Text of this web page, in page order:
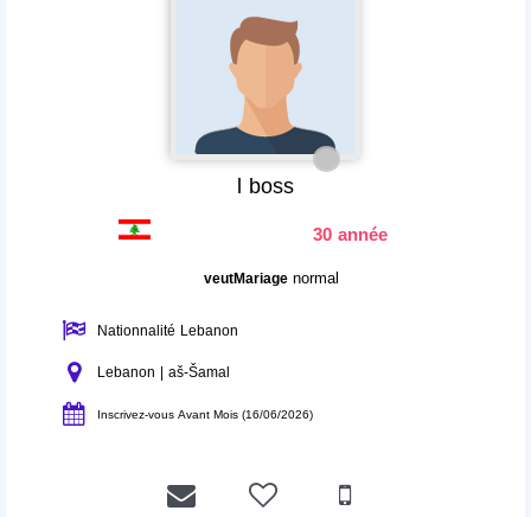
l boss
30 année
veutMariagenormal
Nationnalité Lebanon
Lebanon | aš-Šamal
Inscrivez-vous Avant Mois (16/06/2026)